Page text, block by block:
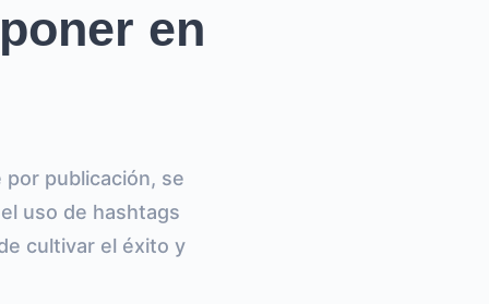
en
publicación, se
uso de hashtags
cultivar el éxito y